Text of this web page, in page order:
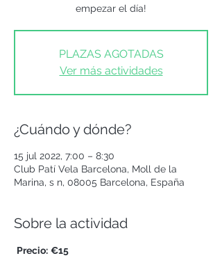
empezar el día!
PLAZAS AGOTADAS
Ver más actividades
¿Cuándo y dónde?
15 jul 2022, 7:00 – 8:30
Club Patí Vela Barcelona, Moll de la
Marina, s n, 08005 Barcelona, España
Sobre la actividad
Precio: €15